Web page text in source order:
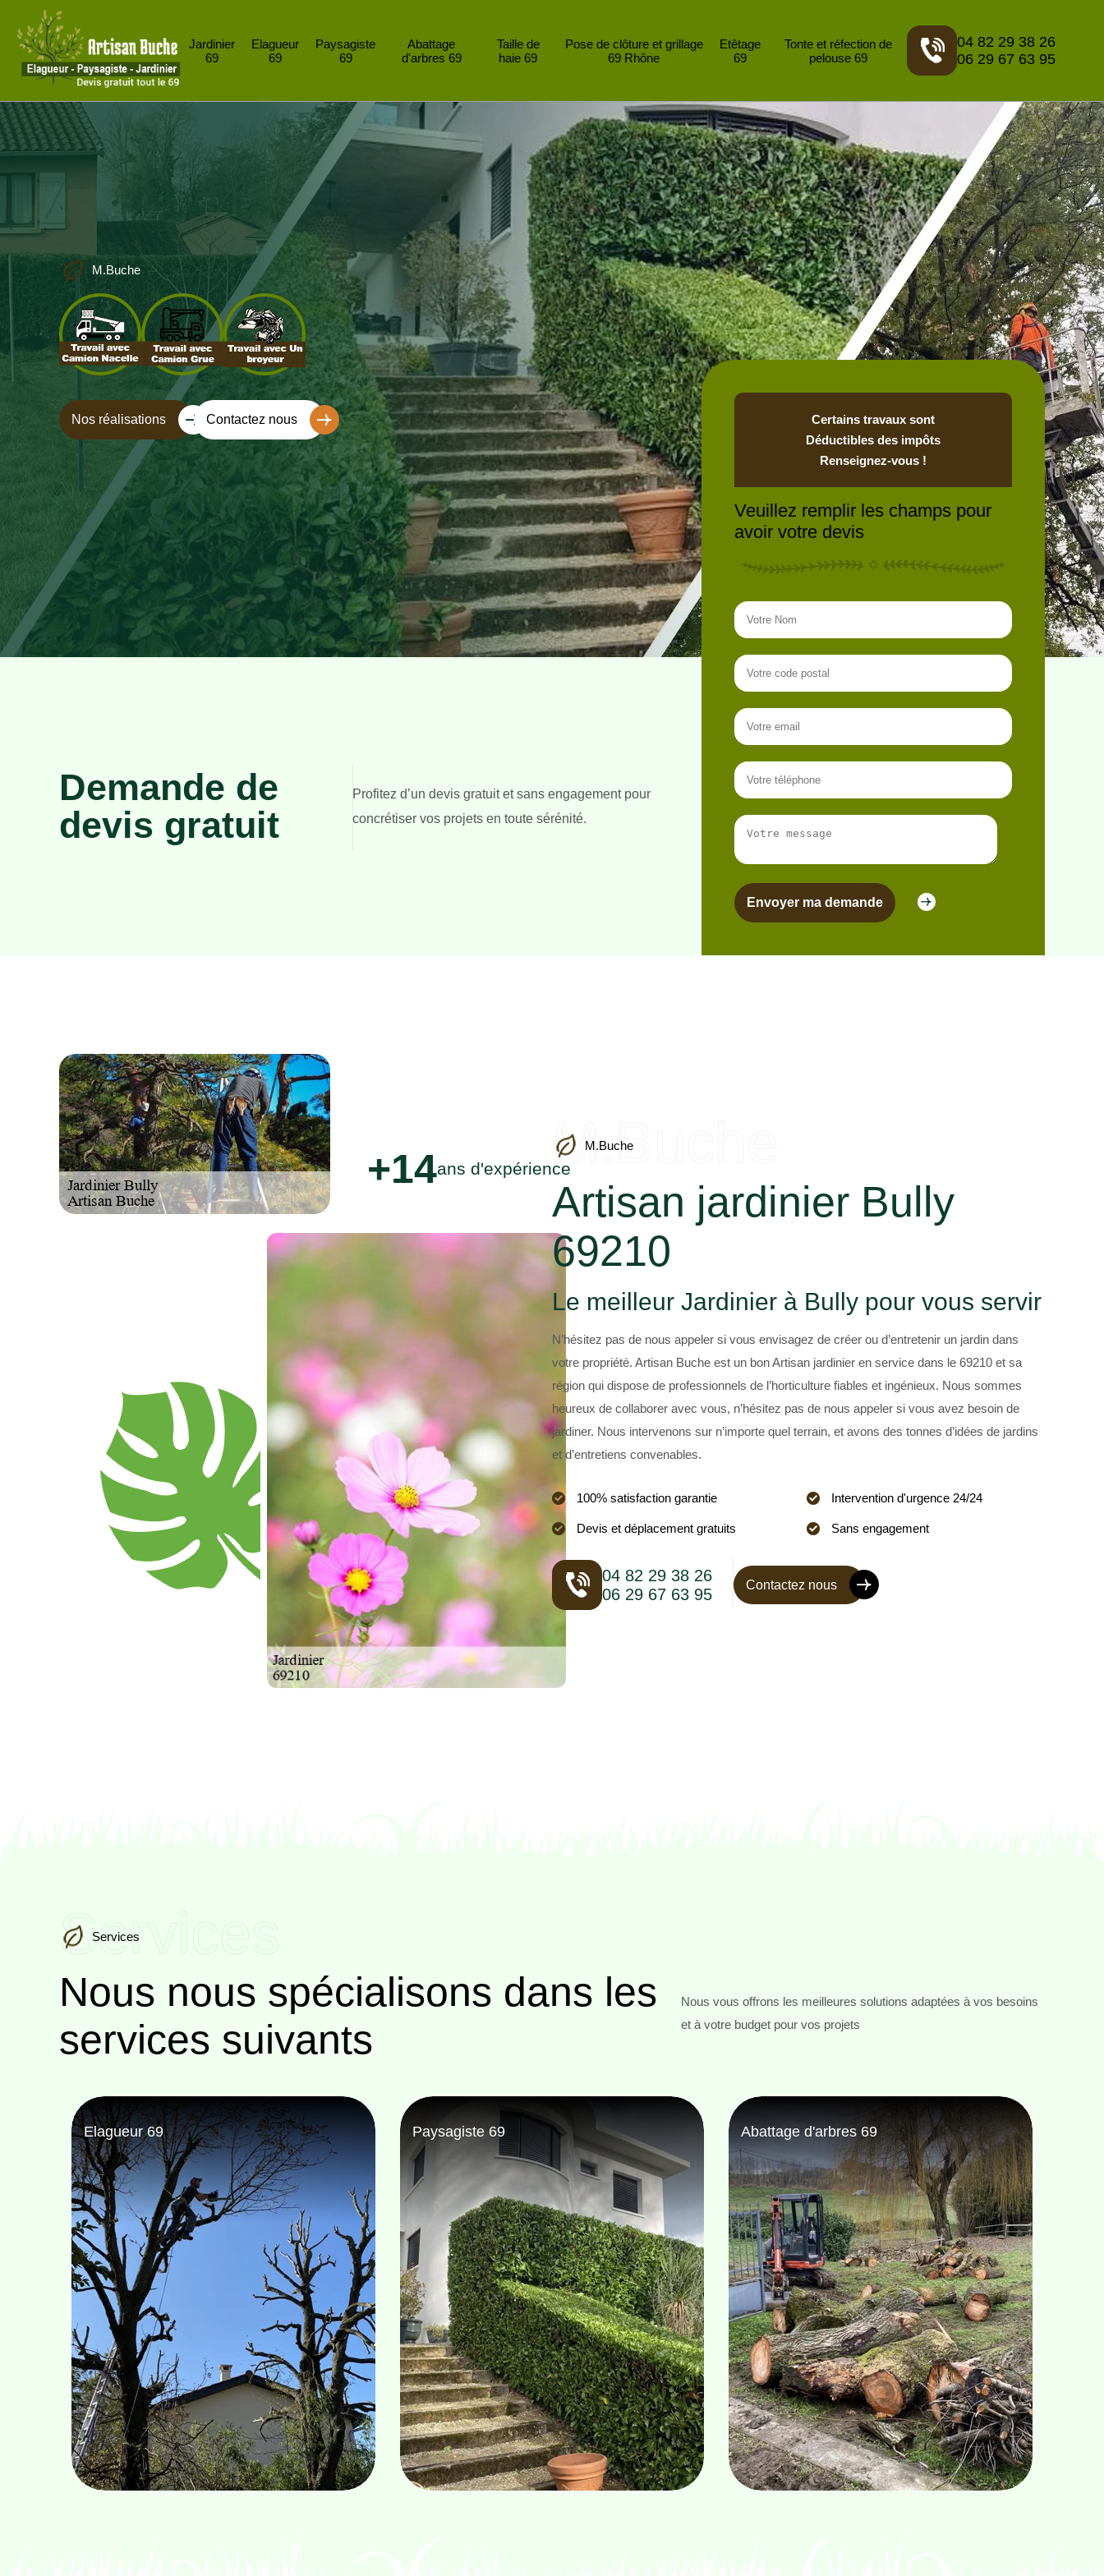
Jardinier
69
Elagueur
69
Paysagiste
69
Abattage
d'arbres 69
Taille de
haie 69
Pose de clôture et grillage
69 Rhône
Etêtage
69
Tonte et réfection de
pelouse 69
04 82 29 38 26
06 29 67 63 95
M.Buche
Nos réalisations Contactez nous
Demande de
devis gratuit
Profitez d’un devis gratuit et sans engagement pour
concrétiser vos projets en toute sérénité.
Certains travaux sont
Déductibles des impôts
Renseignez-vous !
Veuillez remplir les champs pour
avoir votre devis
+14ans d'expérience
M.Buche
M.Buche
Artisan jardinier Bully
69210
Le meilleur Jardinier à Bully pour vous servir
N’hésitez pas de nous appeler si vous envisagez de créer ou d’entretenir un jardin dans
votre propriété. Artisan Buche est un bon Artisan jardinier en service dans le 69210 et sa
région qui dispose de professionnels de l’horticulture fiables et ingénieux. Nous sommes
heureux de collaborer avec vous, n’hésitez pas de nous appeler si vous avez besoin de
jardiner. Nous intervenons sur n’importe quel terrain, et avons des tonnes d’idées de jardins
et d’entretiens convenables.
100% satisfaction garantie Intervention d'urgence 24/24
Devis et déplacement gratuits Sans engagement
04 82 29 38 26
06 29 67 63 95
Contactez nous
Services
Services
Nous nous spécialisons dans les
services suivants
Nous vous offrons les meilleures solutions adaptées à vos besoins
et à votre budget pour vos projets
Paysagiste 69 Abattage d'arbres 69 Taille de haie 69